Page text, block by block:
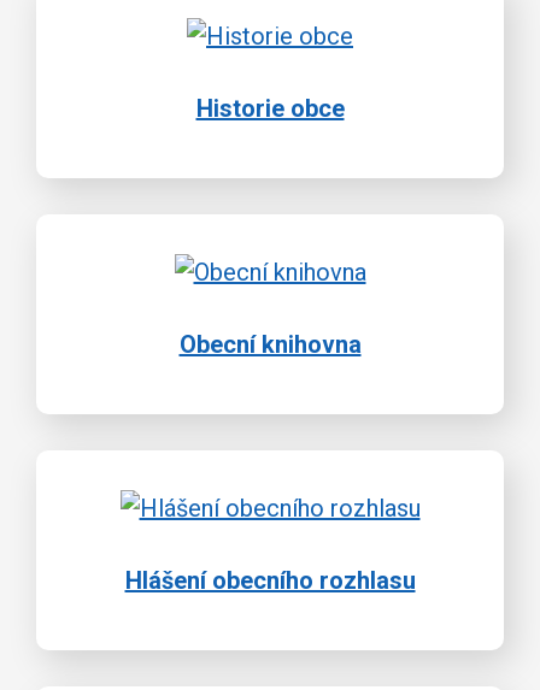
Historie obce
Obecní knihovna
Hlášení obecního rozhlasu